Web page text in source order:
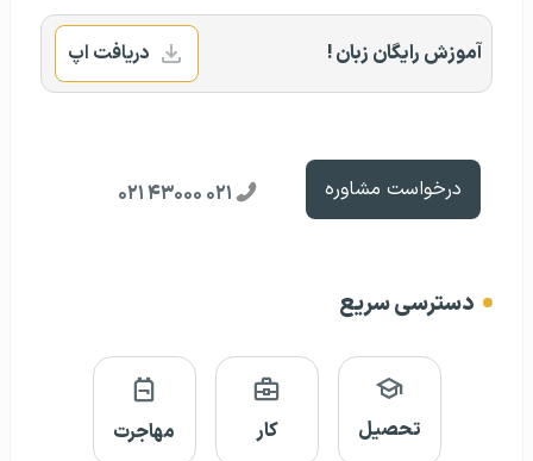
آموزش رایگان زبان ! دریافت اپ
درخواست مشاوره ۰۲۱ ۴۳۰۰۰ ۰۲۱
دسترسی سریع
تحصیل کار مهاجرت